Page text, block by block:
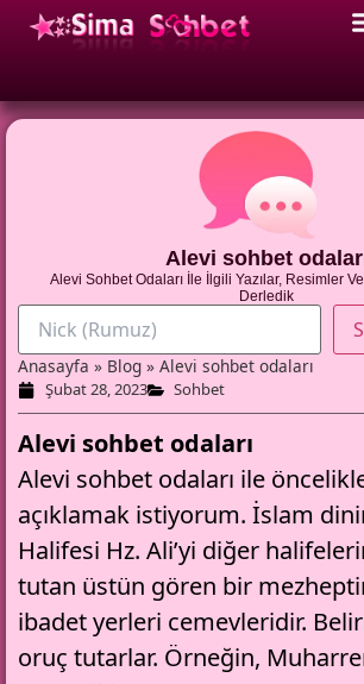
Alevi sohbet
Alevi Sohbet Odaları İle İlgili Yazılar, Resimler
Derledik
Anasayfa » Blog » Alevi sohbet odaları
Şubat 28, 2023 Sohbet
Alevi sohbet odaları
Alevi sohbet odaları ile
açıklamak istiyorum. İslam
Halifesi Hz. Ali’yi diğer
tutan üstün gören bir
ibadet yerleri cemevleridir.
oruç tutarlar. Örneğin,